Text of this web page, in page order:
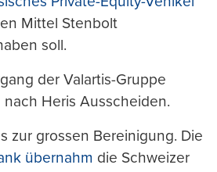
Mittel Stenbolt
soll.
der Valartis-Gruppe
Heris Ausscheiden.
zur grossen Bereinigung. Die
übernahm die Schweizer